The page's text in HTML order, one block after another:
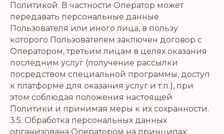
Политикой. В частности Оператор может
передавать персональные данные
Пользователя или иного лица, в пользу
которого Пользователем заключен договор с
Оператором, третьим лицам в целях оказания
последним услуг (получение рассылки
посредством специальной программы, доступ
к платформе для оказания услуг и т.п.), при
этом соблюдая положения настоящей
Политики и принимая меры к их сохранности.
3.5. Обработка персональных данных
организована Оператором на принципах: